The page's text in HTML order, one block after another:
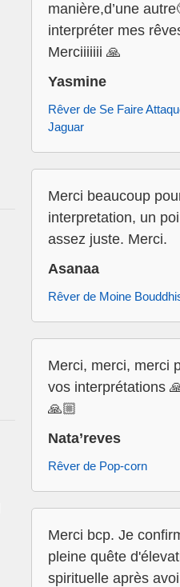
manière,d’une
interpréter mes
Merciiiiiii 🙏
Yasmine
Rêver de Se Faire
Jaguar
Merci beaucoup
interpretation, un
assez juste. Merci.
Asanaa
Rêver de Moine
Merci, merci, merci
vos interprétations
🙏🏼
Nata’reves
Rêver de Pop-corn
Merci bcp. Je
pleine quête
spirituelle après